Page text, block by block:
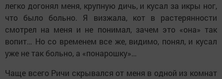
легко догонял меня, крупную дичь, и кусал за икры ног,
что было больно. Я визжала, кот в растерянности
смотрел на меня и не понимал, зачем это «она» так
вопит… Но со временем все же, видимо, понял, и кусал
уже не так больно, а «понарошку»…
Чаще всего Ричи скрывался от меня в одной из комнат